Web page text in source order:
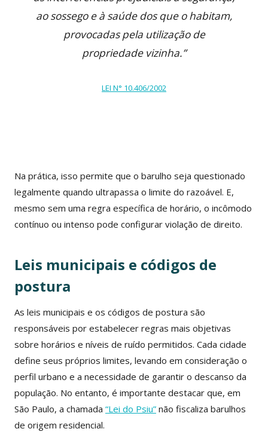
ao sossego e à saúde dos que o habitam,
provocadas pela utilização de
propriedade vizinha.”
LEI N° 10.406/2002
Na prática, isso permite que o barulho seja questionado
legalmente quando ultrapassa o limite do razoável. E,
mesmo sem uma regra específica de horário, o incômodo
contínuo ou intenso pode configurar violação de direito.
Leis municipais e códigos de
postura
As leis municipais e os códigos de postura são
responsáveis por estabelecer regras mais objetivas
sobre horários e níveis de ruído permitidos. Cada cidade
define seus próprios limites, levando em consideração o
perfil urbano e a necessidade de garantir o descanso da
população. No entanto, é importante destacar que, em
São Paulo, a chamada “Lei do Psiu” não fiscaliza barulhos
de origem residencial.